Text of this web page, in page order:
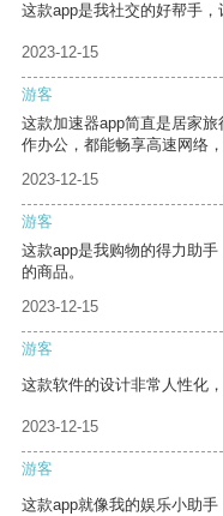
这款app是我社交的好帮手，
2023-12-15
游客
这款加速器app简直是居家
作办公，都能畅享高速网络
2023-12-15
游客
这款app是我购物的得力助
的商品。
2023-12-15
游客
这款软件的设计非常人性化
2023-12-15
游客
这款app就像我的娱乐小助手